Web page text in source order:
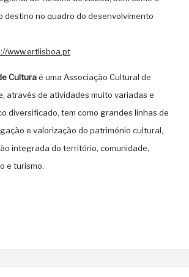
destino no quadro do desenvolvimento
www.ertlisboa.pt
Culturaé uma Associação Cultural de
através de atividades muito variadas e
diversificado, tem como grandes linhas de
e valorização do património cultural,
integrada do território, comunidade,
e turismo.